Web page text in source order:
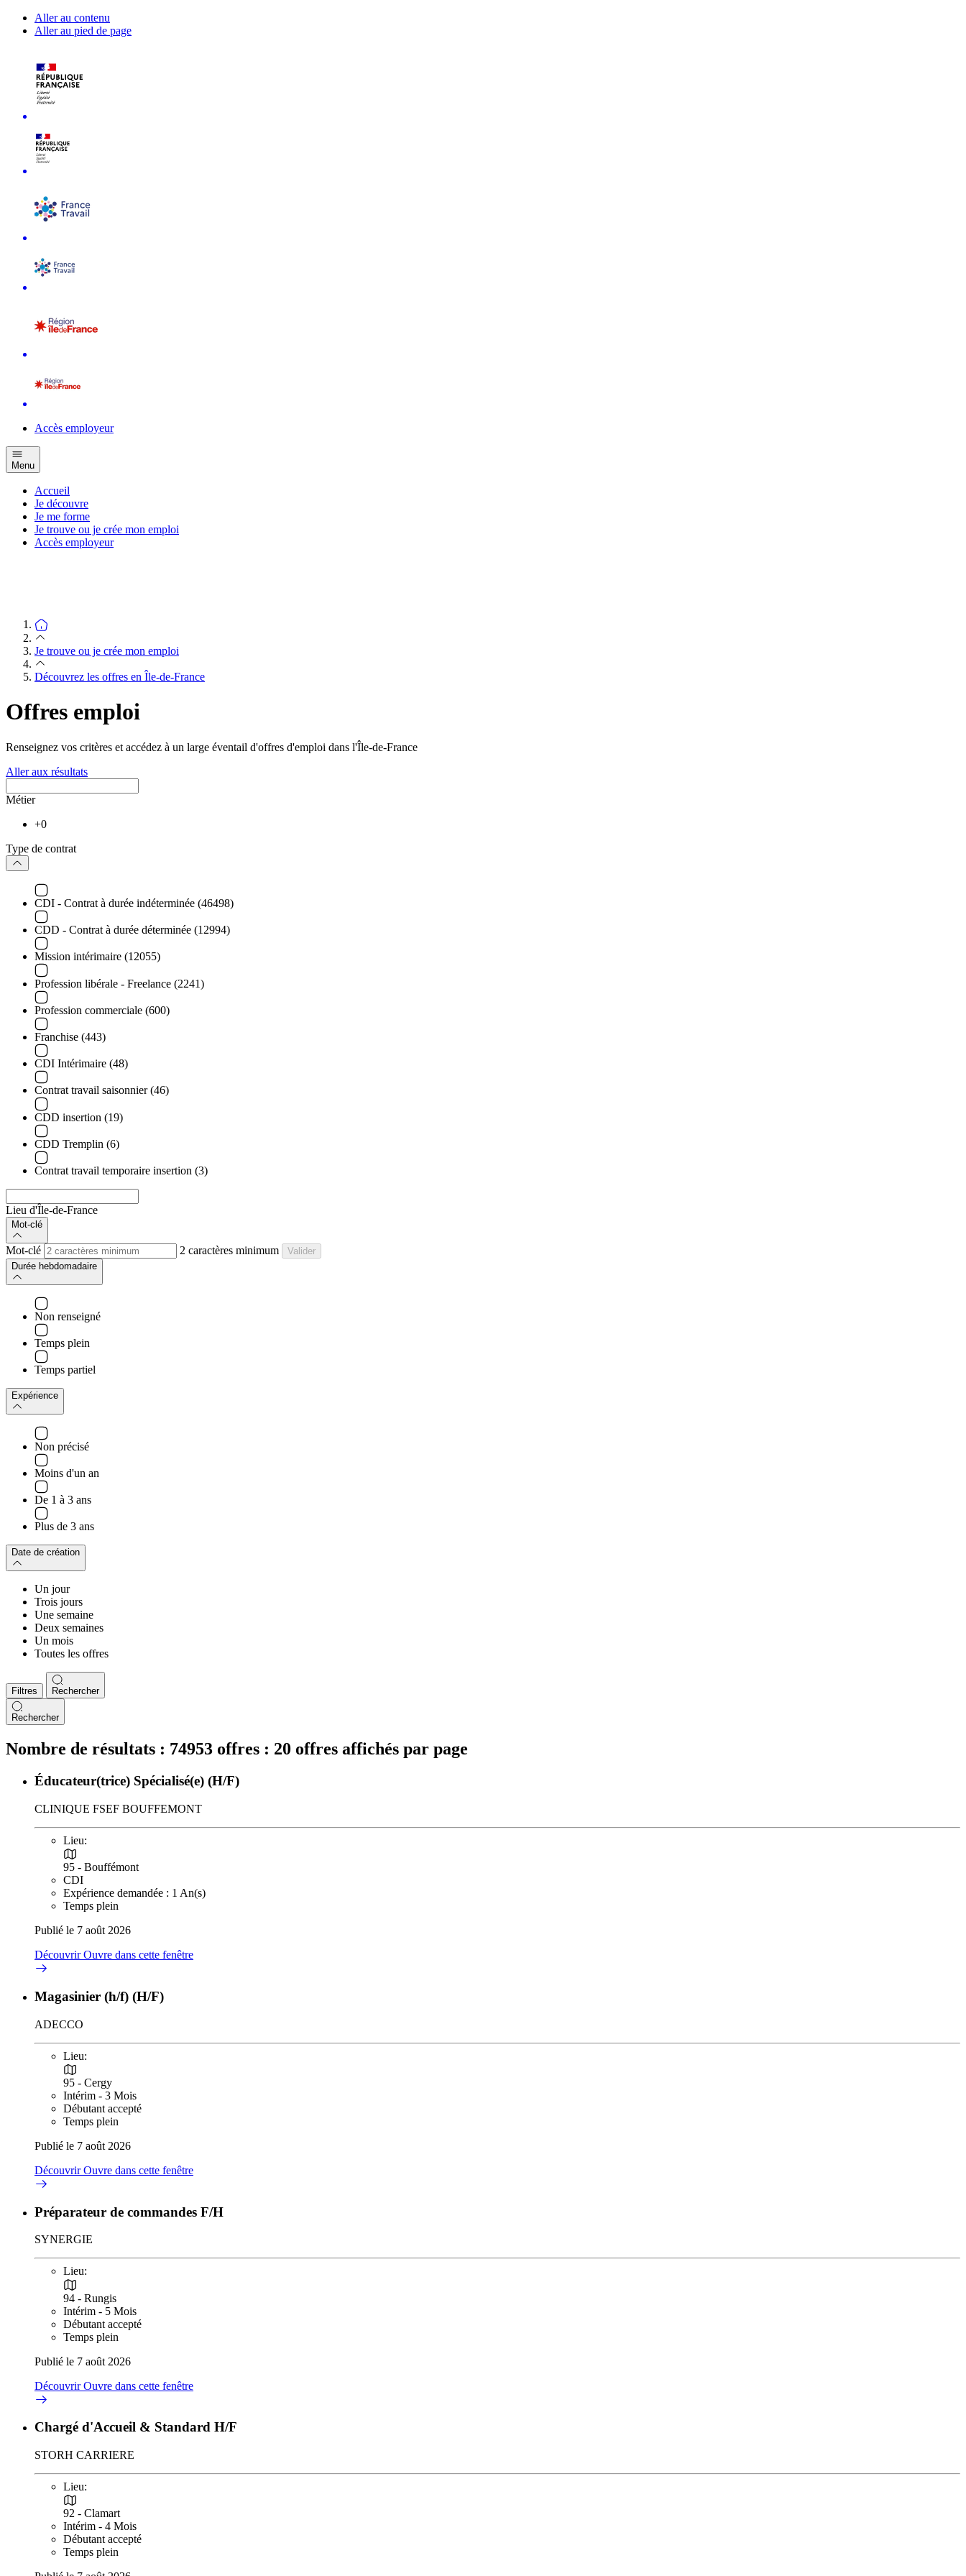
Aller au contenu
Aller au pied de page
Accès employeur
Menu
Accueil
Je découvre
Je me forme
Je trouve ou je crée mon emploi
Accès employeur
Je trouve ou je crée mon emploi
Découvrez les offres en Île-de-France
Offres emploi
Renseignez vos critères et accédez à un large éventail d'offres d'emploi dans l'Île-de-France
Aller aux résultats
Métier
+0
Type de contrat
CDI - Contrat à durée indéterminée (46498)
CDD - Contrat à durée déterminée (12994)
Mission intérimaire (12055)
Profession libérale - Freelance (2241)
Profession commerciale (600)
Franchise (443)
CDI Intérimaire (48)
Contrat travail saisonnier (46)
CDD insertion (19)
CDD Tremplin (6)
Contrat travail temporaire insertion (3)
Lieu d'Île-de-France
Mot-clé
Mot-clé 2 caractères minimum
Valider
Durée hebdomadaire
Non renseigné
Temps plein
Temps partiel
Expérience
Non précisé
Moins d'un an
De 1 à 3 ans
Plus de 3 ans
Date de création
Un jour
Trois jours
Une semaine
Deux semaines
Un mois
Toutes les offres
Filtres Rechercher
Rechercher
Nombre de résultats : 74953 offres : 20 offres affichés par page
Éducateur(trice) Spécialisé(e) (H/F)
CLINIQUE FSEF BOUFFEMONT
Lieu:
95 - Bouffémont
CDI
Expérience demandée : 1 An(s)
Temps plein
Publié le 7 août 2026
DécouvrirOuvre dans cette fenêtre
Magasinier (h/f) (H/F)
ADECCO
Lieu:
95 - Cergy
Intérim - 3 Mois
Débutant accepté
Temps plein
Publié le 7 août 2026
DécouvrirOuvre dans cette fenêtre
Préparateur de commandes F/H
SYNERGIE
Lieu:
94 - Rungis
Intérim - 5 Mois
Débutant accepté
Temps plein
Publié le 7 août 2026
DécouvrirOuvre dans cette fenêtre
Chargé d'Accueil & Standard H/F
STORH CARRIERE
Lieu:
92 - Clamart
Intérim - 4 Mois
Débutant accepté
Temps plein